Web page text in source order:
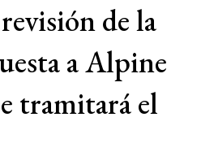
de la
a Alpine
tramitará el